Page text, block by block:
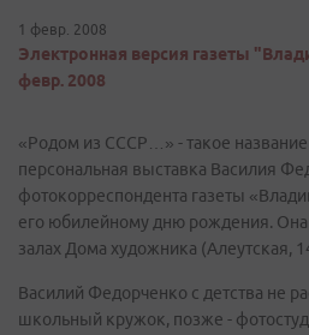
1 февр. 2008
Электронная версия газеты
февр. 2008
«Родом из СССР…» - такое название
персональная выставка Василия
фотокорреспондента газеты
его юбилейному дню рождения. Она
залах Дома художника (Алеутская,
Василий Федорченко с детства не
школьный кружок, позже -